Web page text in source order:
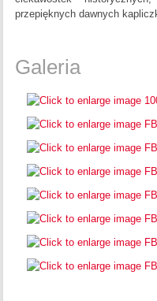
przepięknych dawnych
Galeria